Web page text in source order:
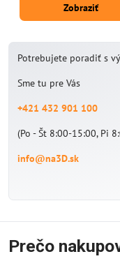
Zobraziť
Potrebujete poradiť s
Sme tu pre Vás
+421 432 901 100
(Po - Št 8:00-15:00, Pi
info@na3D.sk
Prečo